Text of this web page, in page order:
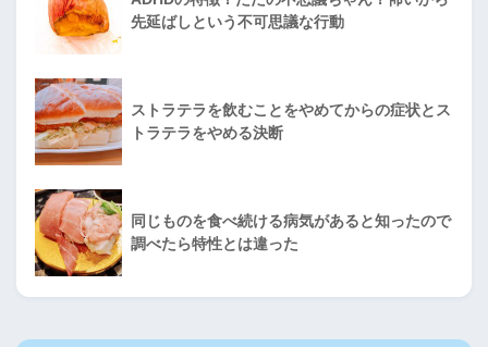
先延ばしという不可思議な行動
ストラテラを飲むことをやめてからの症状とス
トラテラをやめる決断
同じものを食べ続ける病気があると知ったので
調べたら特性とは違った